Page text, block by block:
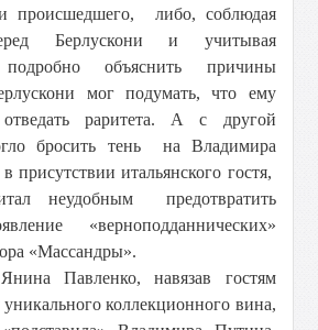
происшедшего, либо, соблюдая
Берлускони и учитывая
подробно объяснить причины
мог подумать, что ему
раритета. А с другой
бросить тень на Владимира
присутствии итальянского гостя,
неудобным предотвратить
«верноподданнических»
«Массандры».
Павленко, навязав гостям
коллекционного вина,